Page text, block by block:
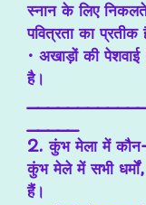
स्नान के लिए
पवित्रता का प्रतीक
• अखाड़ों की
है।
2. कुंभ मेला में
कुंभ मेले में सभी
हैं।